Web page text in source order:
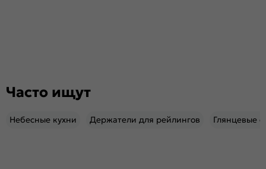
Часто ищут
Небесные кухни Держатели для рейлингов Глянцевые